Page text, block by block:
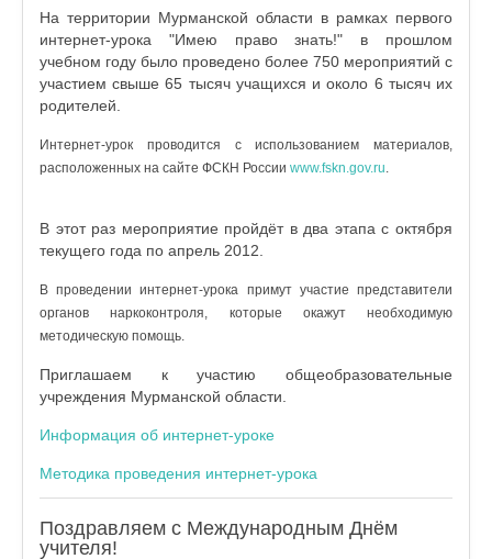
На территории Мурманской области в рамках первого
интернет-урока "Имею право знать!" в прошлом
учебном году было проведено более 750 мероприятий с
участием свыше 65 тысяч учащихся и около 6 тысяч их
родителей.
Интернет-урок проводится с использованием материалов,
расположенных на сайте ФСКН России www.fskn.gov.ru.
В этот раз мероприятие пройдёт в два этапа с октября
текущего года по апрель 2012.
В проведении интернет-урока примут участие представители
органов наркоконтроля, которые окажут необходимую
методическую помощь.
Приглашаем к участию общеобразовательные
учреждения Мурманской области.
Информация об интернет-уроке
Методика проведения интернет-урока
Поздравляем с Международным Днём
учителя!